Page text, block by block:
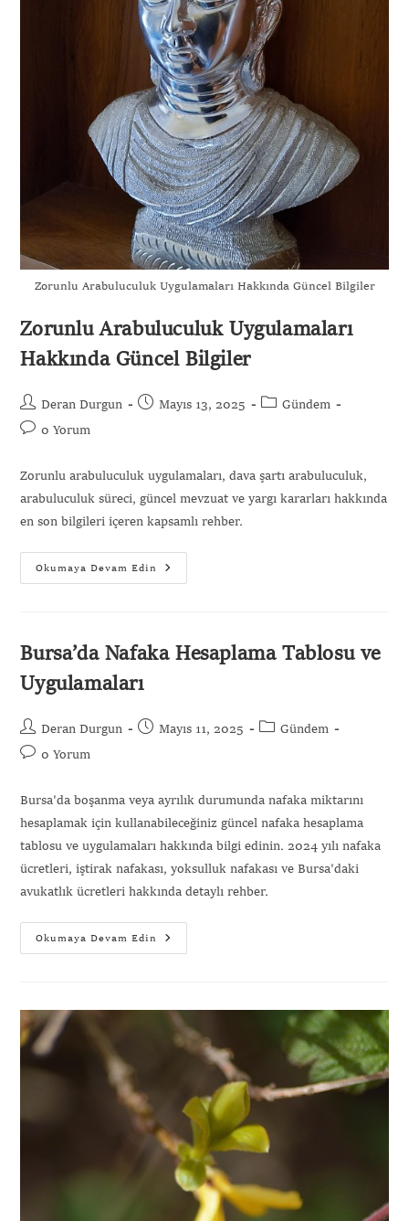
Zorunlu Arabuluculuk Uygulamaları Hakkında Güncel Bilgiler
Zorunlu Arabuluculuk Uygulamaları
Hakkında Güncel Bilgiler
Deran Durgun Mayıs 13, 2025
Gündem
0 Yorum
Zorunlu arabuluculuk uygulamaları, dava şartı arabuluculuk,
arabuluculuk süreci, güncel mevzuat ve yargı kararları hakkında
en son bilgileri içeren kapsamlı rehber.
Okumaya Devam Edin
Bursa’da Nafaka Hesaplama Tablosu ve
Uygulamaları
Deran Durgun Mayıs 11, 2025
Gündem
0 Yorum
Bursa'da boşanma veya ayrılık durumunda nafaka miktarını
hesaplamak için kullanabileceğiniz güncel nafaka hesaplama
tablosu ve uygulamaları hakkında bilgi edinin. 2024 yılı nafaka
ücretleri, iştirak nafakası, yoksulluk nafakası ve Bursa'daki
avukatlık ücretleri hakkında detaylı rehber.
Okumaya Devam Edin